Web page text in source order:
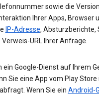
sowie die
Ihrer Apps, Browser
IP-Adresse, Absturzberichte,
URL Ihrer Anfrage.
ein Google-Dienst auf Ihrem
Sie eine App vom Play
Wenn Sie ein Android-